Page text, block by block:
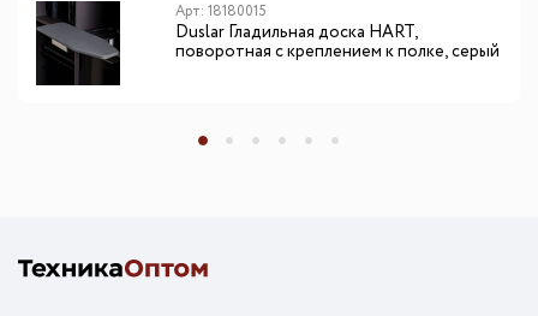
Арт: 18180015
Duslar Гладильная доска HART,
поворотная с креплением к полке, серый